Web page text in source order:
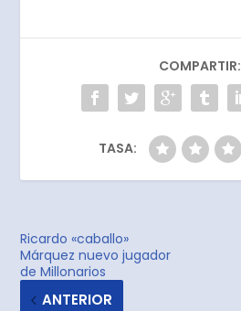
COMPARTIR:
TASA:
Ricardo «caballo»
Márquez nuevo jugador
de Millonarios
ANTERIOR